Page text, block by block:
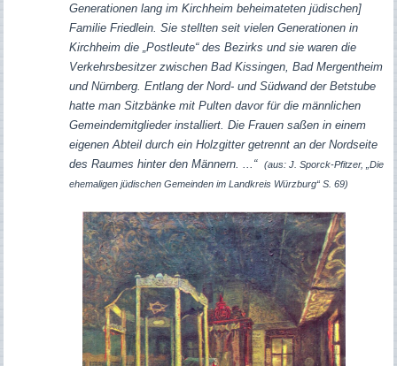
Generationen lang im Kirchheim beheimateten jüdischen]
Familie Friedlein. Sie stellten seit vielen Generationen in
Kirchheim die „Postleute“ des Bezirks und sie waren die
Verkehrsbesitzer zwischen Bad Kissingen, Bad Mergentheim
und Nürnberg. Entlang der Nord- und Südwand der Betstube
hatte man Sitzbänke mit Pulten davor für die männlichen
Gemeindemitglieder installiert. Die Frauen saßen in einem
eigenen Abteil durch ein Holzgitter getrennt an der Nordseite
des Raumes hinter den Männern. ...“ (aus: J. Sporck-Pfitzer, „ Die
ehemaligen jüdischen Gemeinden im Landkreis Würzburg“ S. 69)